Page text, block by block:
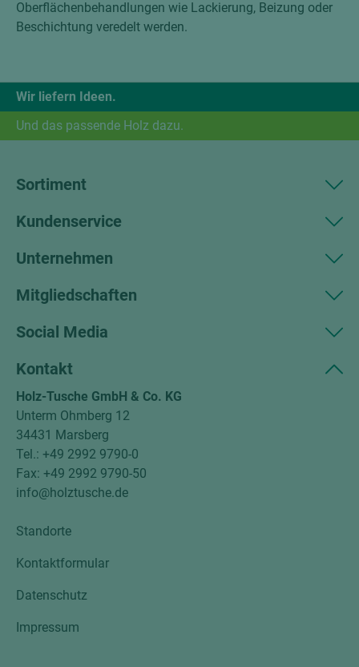
Oberflächenbehandlungen wie Lackierung, Beizung oder
Beschichtung veredelt werden.
Wir liefern Ideen.
Und das passende Holz dazu.
Sortiment
Kundenservice
Unternehmen
Mitgliedschaften
Social Media
Kontakt
Holz-Tusche GmbH & Co. KG
Unterm Ohmberg 12
34431 Marsberg
Tel.: +49 2992 9790-0
Fax: +49 2992 9790-50
info@holztusche.de
Standorte
Kontaktformular
Datenschutz
Impressum